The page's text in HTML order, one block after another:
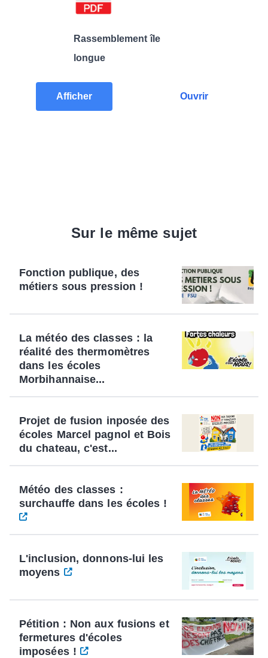
Rassemblement île
longue
Afficher Ouvrir
Sur le même sujet
Fonction publique, des
métiers sous pression !
La météo des classes : la
réalité des thermomètres
dans les écoles
Morbihannaise...
Projet de fusion inposée des
écoles Marcel pagnol et Bois
du chateau, c'est...
Météo des classes :
surchauffe dans les écoles !
L'inclusion, donnons-lui les
moyens
Pétition : Non aux fusions et
fermetures d'écoles
imposées !